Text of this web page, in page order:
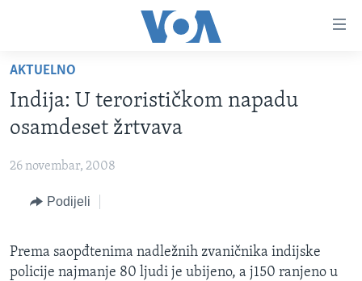
glavni
sadržaj
na
glavnu
TV PROGRAM
VIDEO
VIJESTI
SJEDINJENE AMERIČKE DRŽAVE
NAUKA I TEHNOLOGIJA
KORUPCIJA
AKTUELNO
Indija: U terorističkom napadu
osamdeset žrtvava
26 novembar, 2008
Podijeli
Prema saopđtenima nadležnih zvaničnika indijske
policije najmanje 80 ljudi je ubijeno, a j150 ranjeno u